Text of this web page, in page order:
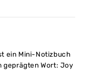
ein Mini-Notizbuch
geprägten Wort: Joy